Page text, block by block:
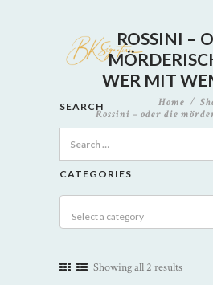
ROSSINI –
WER MIT
Home
Rossini – oder die
SEARCH
for:
CATEGORIES
Select a category
Showing all 2 results